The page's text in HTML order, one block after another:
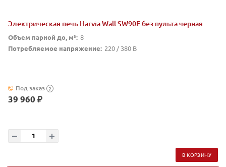
Электрическая печь Harvia Wall SW90E без пульта черная
Объем парной до, м³: 8
Потребляемое напряжение: 220 / 380 В
Под заказ ?
39 960 ₽
В КОРЗИНУ